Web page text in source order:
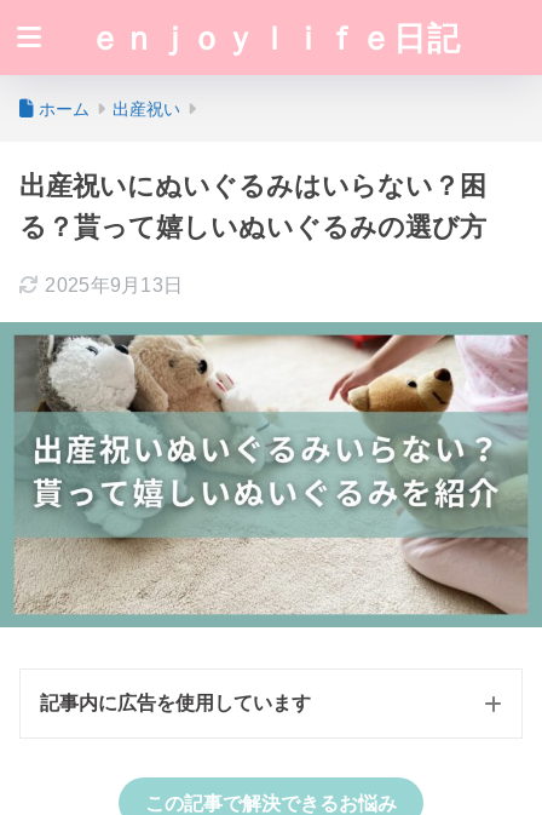
ｅｎｊｏｙｌｉｆｅ日記
ホーム 出産祝い
出産祝いにぬいぐるみはいらない？困
る？貰って嬉しいぬいぐるみの選び方
2025年9月13日
記事内に広告を使用しています
この記事で解決できるお悩み